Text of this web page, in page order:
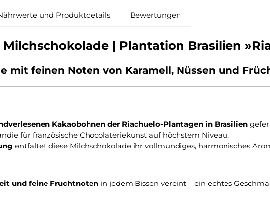
und Produktdetails Bewertungen
| Plantation Brasilien
mit feinen Noten von Karamell, Nüssen und
Kakaobohnen der Riachuelo-Plantagen in Brasilien
für französische Chocolateriekunst auf höchstem Niveau.
entfaltet diese Milchschokolade ihr vollmundiges, harmonisches
und feine Fruchtnoten in jedem Bissen vereint – ein echtes